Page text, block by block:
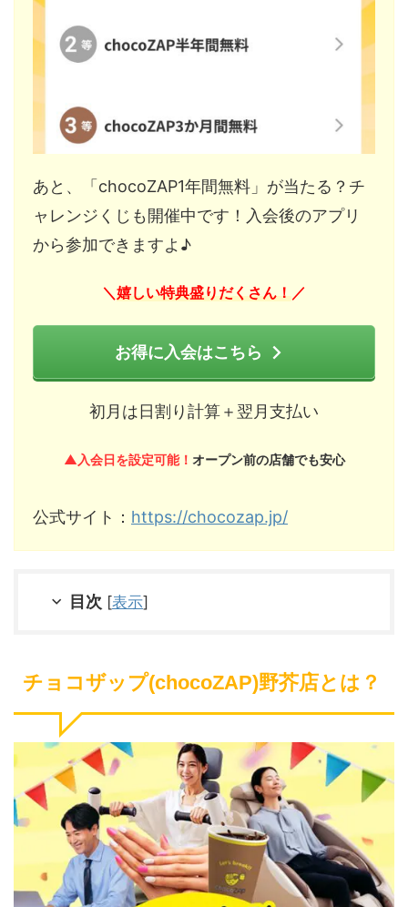
あと、「chocoZAP1年間無料」が当たる？チ
ャレンジくじも開催中です！入会後のアプリ
から参加できますよ♪
＼嬉しい特典盛りだくさん！／
お得に入会はこちら
初月は日割り計算＋翌月支払い
▲入会日を設定可能！ オープン前の店舗でも安心
公式サイト： https://chocozap.jp/
目次 [表示]
チョコザップ(chocoZAP)野芥店とは？